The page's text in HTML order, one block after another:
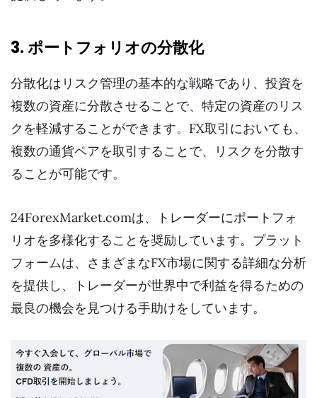
3. ポートフォリオの分散化
分散化はリスク管理の基本的な戦略であり、投資を
複数の資産に分散させることで、特定の資産のリス
クを軽減することができます。FX取引においても、
複数の通貨ペアを取引することで、リスクを分散す
ることが可能です。
24ForexMarket.comは、トレーダーにポートフォ
リオを多様化することを奨励しています。プラット
フォームは、さまざまなFX市場に関する詳細な分析
を提供し、トレーダーが世界中で利益を得るための
最良の機会を見つける手助けをしています。